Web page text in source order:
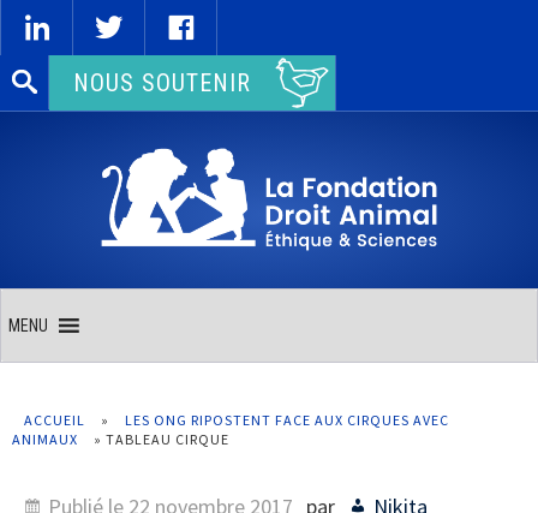
Rechercher :NOUS SOUTENIR
MENU
ACCUEIL »
LES ONG RIPOSTENT FACE AUX CIRQUES AVEC
ANIMAUX
» TABLEAU CIRQUE
Publié le 22 novembre 2017 par
Nikita